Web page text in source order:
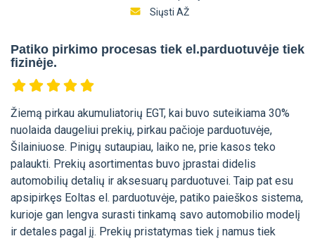
Siųsti AŽ
Patiko pirkimo procesas tiek el.parduotuvėje tiek
fizinėje.
Žiemą pirkau akumuliatorių EGT, kai buvo suteikiama 30%
nuolaida daugeliui prekių, pirkau pačioje parduotuvėje,
Šilainiuose. Pinigų sutaupiau, laiko ne, prie kasos teko
palaukti. Prekių asortimentas buvo įprastai didelis
automobilių detalių ir aksesuarų parduotuvei. Taip pat esu
apsipirkęs Eoltas el. parduotuvėje, patiko paieškos sistema,
kurioje gan lengva surasti tinkamą savo automobilio modelį
ir detales pagal jį. Prekių pristatymas tiek į namus tiek